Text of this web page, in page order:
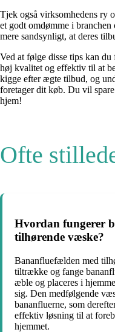
Tjek også virksomhedens ry
et godt omdømme i
mere sandsynligt, at deres
Ved at følge disse tips kan
høj kvalitet og effektiv til at
kigge efter ægte tilbud, og
foretager dit køb. Du vil
hjem!
Ofte
Hvordan fungerer
tilhørende væske?
Bananfluefælden med
tiltrække og fange
æble og placeres i
sig. Den medfølgende
bananfluerne, som
effektiv løsning til at
hjemmet.